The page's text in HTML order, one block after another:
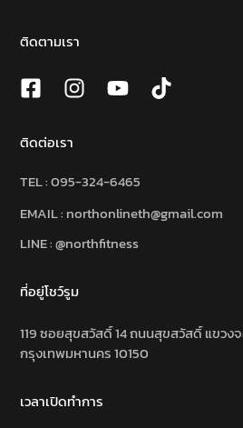
ติดตามเรา
ติดต่อเรา
TEL :095-324-6465
EMAIL : northonlineth@gmail.com
LINE : @northfitness
ที่อยู่โชว์รูม
119 ซอยสุขสวัสดิ์ 14 ถนนสุขสวัสดิ์ แขว
กรุงเทพมหานคร 10150
เวลาเปิดทำการ